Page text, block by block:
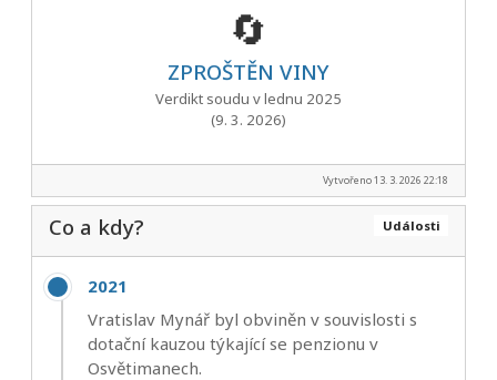
🔄
ZPROŠTĚN VINY
Verdikt soudu v lednu 2025
(9. 3. 2026)
Vytvořeno 13. 3. 2026 22:18
Události
Co a kdy?
2021
Vratislav Mynář byl obviněn v souvislosti s
dotační kauzou týkající se penzionu v
Osvětimanech.